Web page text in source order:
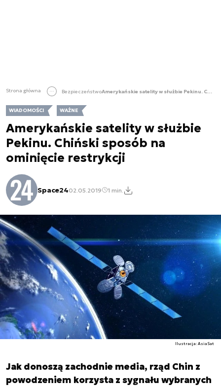
Strona główna Bezpieczeństwo Amerykańskie satelity w służbie Pekinu. Chiński sposób na ominięcie restrykcji
WIADOMOŚCI WAŻNE
Amerykańskie satelity w służbie
Pekinu. Chiński sposób na
ominięcie restrykcji
Space2402.05.2019 1 min.
Ilustracja: AsiaSat
Jak donoszą zachodnie media, rząd Chin z
powodzeniem korzysta z sygnału wybranych